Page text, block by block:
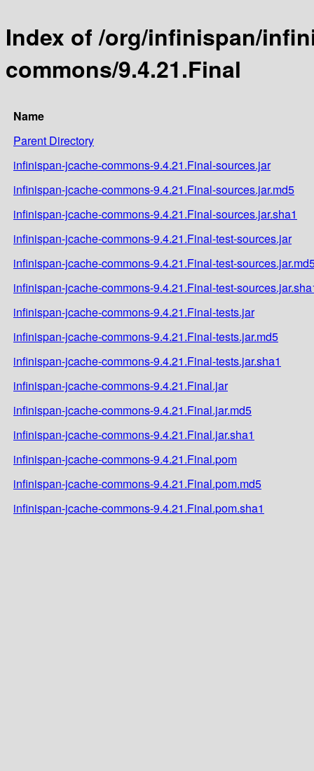
Index of /org/infinispan/
commons/9.4.21.Final
Name
Parent Directory
infinispan-jcache-commons-9.4.21.Final-sources.jar
infinispan-jcache-commons-9.4.21.Final-sources.jar.md5
infinispan-jcache-commons-9.4.21.Final-sources.jar.sha1
infinispan-jcache-commons-9.4.21.Final-test-sources.jar
infinispan-jcache-commons-9.4.21.Final-test-
infinispan-jcache-commons-9.4.21.Final-test-
infinispan-jcache-commons-9.4.21.Final-tests.jar
infinispan-jcache-commons-9.4.21.Final-tests.jar.md5
infinispan-jcache-commons-9.4.21.Final-tests.jar.sha1
infinispan-jcache-commons-9.4.21.Final.jar
infinispan-jcache-commons-9.4.21.Final.jar.md5
infinispan-jcache-commons-9.4.21.Final.jar.sha1
infinispan-jcache-commons-9.4.21.Final.pom
infinispan-jcache-commons-9.4.21.Final.pom.md5
infinispan-jcache-commons-9.4.21.Final.pom.sha1